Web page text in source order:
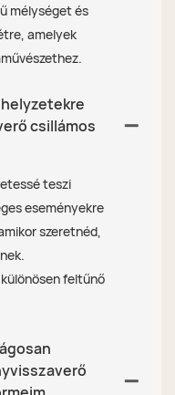
mélységet és
amelyek
csillámos
teszi
eseményekre
szeretnéd,
feltűnő